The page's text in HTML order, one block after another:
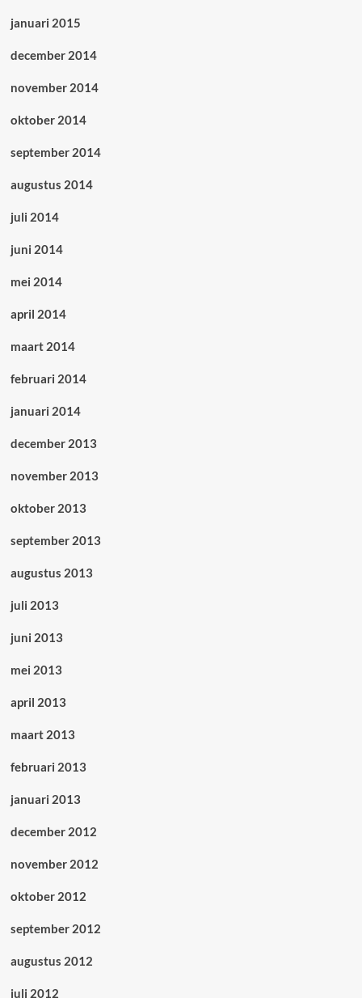
januari 2015
december 2014
november 2014
oktober 2014
september 2014
augustus 2014
juli 2014
juni 2014
mei 2014
april 2014
maart 2014
februari 2014
januari 2014
december 2013
november 2013
oktober 2013
september 2013
augustus 2013
juli 2013
juni 2013
mei 2013
april 2013
maart 2013
februari 2013
januari 2013
december 2012
november 2012
oktober 2012
september 2012
augustus 2012
juli 2012